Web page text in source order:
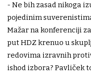
- Ne bih zasad nikoga
pojedinim
Mažar na konferenciji
put HDZ krenuo u
redovima izravnih
ishod izbora? Pavliček